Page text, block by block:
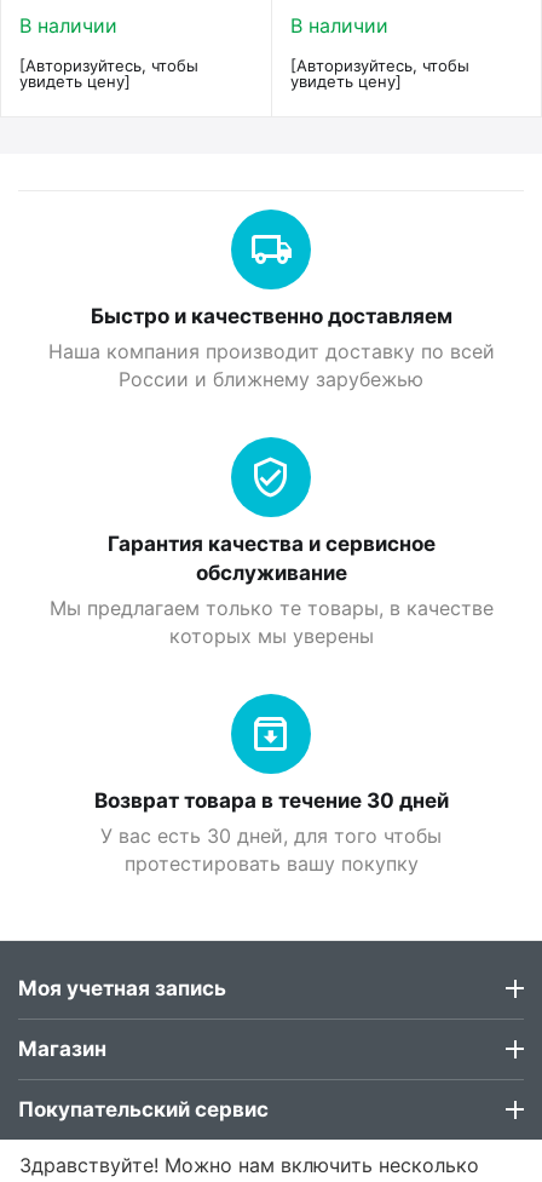
В наличии
[Авторизуйтесь, чтобы
увидеть цену]
В наличии
[Авторизуйтесь, чтобы
увидеть цену]
Быстро и качественно доставляем
Наша компания производит доставку по всей
России и ближнему зарубежью
Гарантия качества и сервисное
обслуживание
Мы предлагаем только те товары, в качестве
которых мы уверены
Возврат товара в течение 30 дней
У вас есть 30 дней, для того чтобы
протестировать вашу покупку
Моя учетная запись
Магазин
Покупательский сервис
Контакты
Здравствуйте! Можно нам включить несколько